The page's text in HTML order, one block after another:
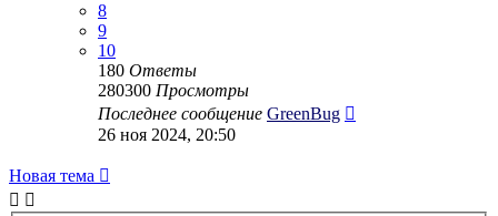
8
9
10
180 Ответы
280300 Просмотры
Последнее сообщение GreenBug
26 ноя 2024, 20:50
Новая тема